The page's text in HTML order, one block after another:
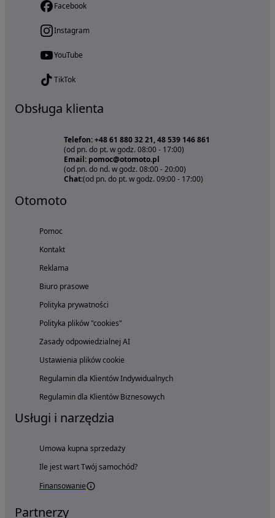
Facebook
Instagram
YouTube
TikTok
Obsługa klienta
Telefon: +48 61 880 32 21, 48 539 146 861
(od pn. do pt. w godz. 08:00 - 17:00)
Email: pomoc@otomoto.pl
(od pn. do nd. w godz. 08:00 - 20:00)
Chat:(od pn. do pt. w godz. 09:00 - 17:00)
Otomoto
Pomoc
Kontakt
Reklama
Biuro prasowe
Polityka prywatności
Polityka plików "cookies"
Zasady odpowiedzialnej AI
Ustawienia plików cookie
Regulamin dla Klientów Indywidualnych
Regulamin dla Klientów Biznesowych
Usługi i narzędzia
Umowa kupna sprzedaży
Ile jest wart Twój samochód?
Finansowanie
Partnerzy